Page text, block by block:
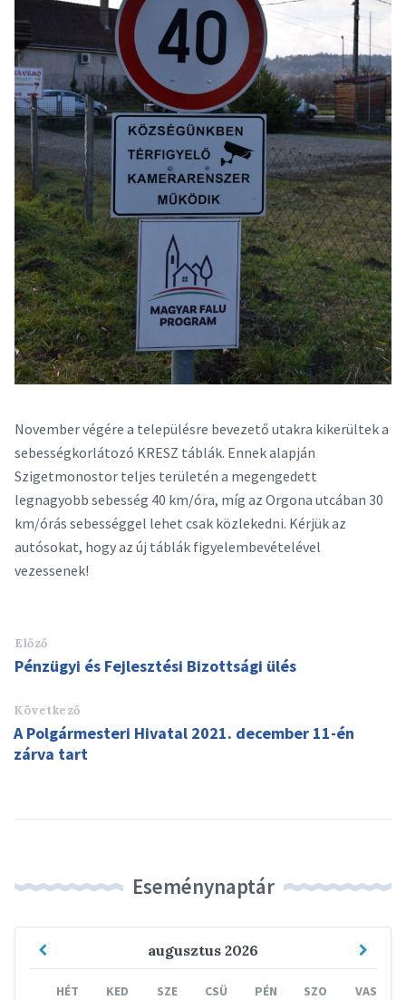
November végére a településre bevezető utakra kikerültek a
sebességkorlátozó KRESZ táblák. Ennek alapján
Szigetmonostor teljes területén a megengedett
legnagyobb sebesség 40 km/óra, míg az Orgona utcában 30
km/órás sebességgel lehet csak közlekedni. Kérjük az
autósokat, hogy az új táblák figyelembevételével
vezessenek!
Előző
Pénzügyi és Fejlesztési Bizottsági ülés
Következő
A Polgármesteri Hivatal 2021. december 11-én
zárva tart
Eseménynaptár
augusztus 2026
Previous
HÉT KED SZE CSÜ PÉN SZO VAS